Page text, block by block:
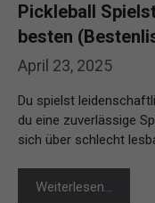
April 23, 2025
Pickleball
besten
Du spielst
du eine zuverlässige
sich über schlecht
Weiterlesen…